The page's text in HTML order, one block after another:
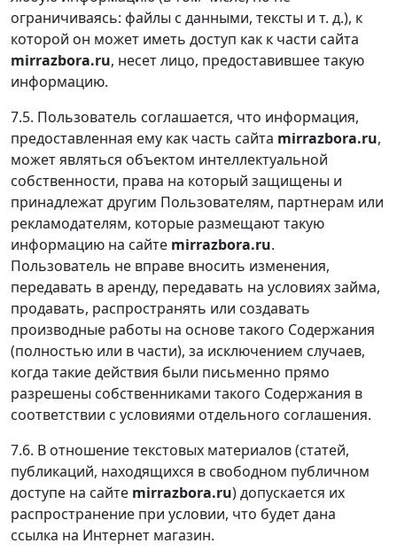
ограничиваясь: файлы с данными, тексты и т. д.), к
которой он может иметь доступ как к части сайта
mirrazbora.ru, несет лицо, предоставившее такую
информацию.
7.5. Пользователь соглашается, что информация,
предоставленная ему как часть сайта mirrazbora.ru,
может являться объектом интеллектуальной
собственности, права на который защищены и
принадлежат другим Пользователям, партнерам или
рекламодателям, которые размещают такую
информацию на сайте mirrazbora.ru.
Пользователь не вправе вносить изменения,
передавать в аренду, передавать на условиях займа,
продавать, распространять или создавать
производные работы на основе такого Содержания
(полностью или в части), за исключением случаев,
когда такие действия были письменно прямо
разрешены собственниками такого Содержания в
соответствии с условиями отдельного соглашения.
7.6. В отношение текстовых материалов (статей,
публикаций, находящихся в свободном публичном
доступе на сайте mirrazbora.ru) допускается их
распространение при условии, что будет дана
ссылка на Интернет магазин.